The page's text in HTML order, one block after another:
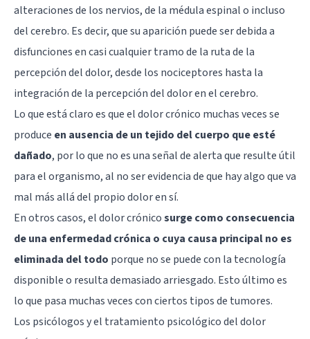
alteraciones de los nervios, de la médula espinal o incluso
del cerebro. Es decir, que su aparición puede ser debida a
disfunciones en casi cualquier tramo de la ruta de la
percepción del dolor, desde los nociceptores hasta la
integración de la percepción del dolor en el cerebro.
Lo que está claro es que el dolor crónico muchas veces se
produce en ausencia de un tejido del cuerpo que esté
dañado, por lo que no es una señal de alerta que resulte útil
para el organismo, al no ser evidencia de que hay algo que va
mal más allá del propio dolor en sí.
En otros casos, el dolor crónicosurge como consecuencia
de una enfermedad crónica o cuya causa principal no es
eliminada del todo porque no se puede con la tecnología
disponible o resulta demasiado arriesgado. Esto último es
lo que pasa muchas veces con ciertos tipos de tumores.
Los psicólogos y el tratamiento psicológico del dolor